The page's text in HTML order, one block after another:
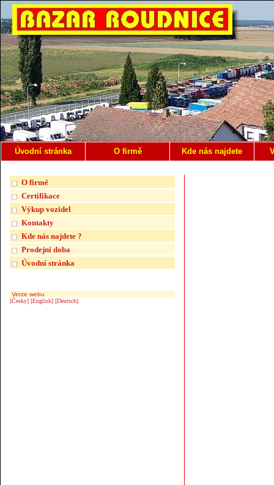
Úvodní stránka O firmě Kde nás najdete
O firmě
Certifikace
Výkup vozidel
Kontakty
Kde nás najdete ?
Prodejní doba
Úvodní stránka
Verze webu
[Česky] [English] [Deutsch]